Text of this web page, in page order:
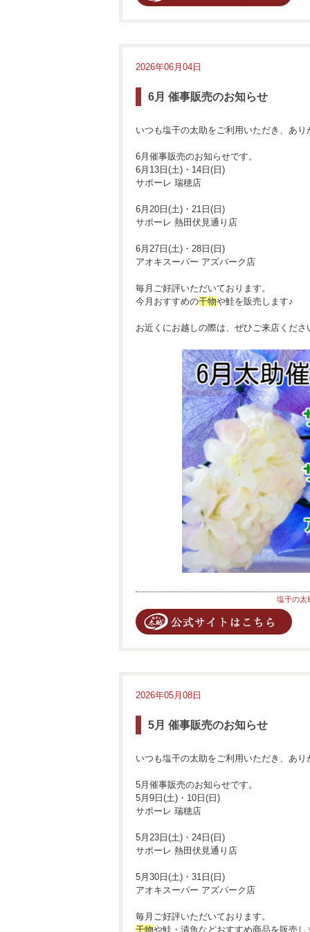
2026年06月04日
6月 催事販売のお知らせ
いつも塩干の太助をご利用いただき、あ
6月催事販売のお知らせです。
6月13日(土)・14日(日)
サポーレ 瑞穂店
6月20日(土)・21日(日)
サポーレ 熱田伏見通り店
6月27日(土)・28日(日)
アオキスーパー アズパーク店
毎月ご好評いただいております。
今月おすすめの干物や鮭を販売します♪
お近くにお越しの際は、ぜひご来店くださ
塩干の
2026年05月08日
5月 催事販売のお知らせ
いつも塩干の太助をご利用いただき、あ
5月催事販売のお知らせです。
5月9日(土)・10日(日)
サポーレ 瑞穂店
5月23日(土)・24日(日)
サポーレ 熱田伏見通り店
5月30日(土)・31日(日)
アオキスーパー アズパーク店
毎月ご好評いただいております。
干物や鮭・漬魚などおすすめ商品を販売し